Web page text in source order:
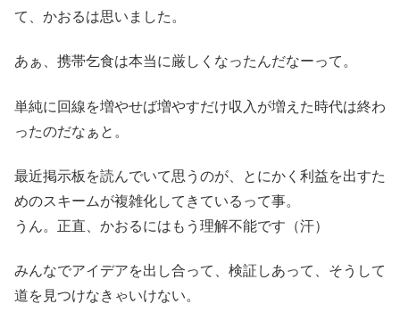
て、かおるは思いました。
あぁ、携帯乞食は本当に厳しくなったんだなーって。
単純に回線を増やせば増やすだけ収入が増えた時代は終わ
ったのだなぁと。
最近掲示板を読んでいて思うのが、とにかく利益を出すた
めのスキームが複雑化してきているって事。
うん。正直、かおるにはもう理解不能です（汗）
みんなでアイデアを出し合って、検証しあって、そうして
道を見つけなきゃいけない。